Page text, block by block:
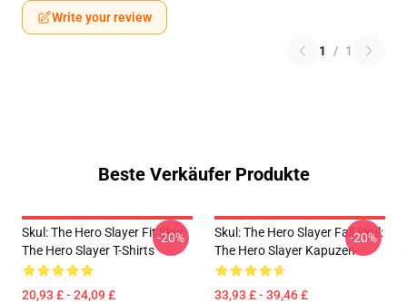
Write your review
1 / 1
Beste Verkäufer Produkte
Skul: The Hero Slayer Fit Skul:
The Hero Slayer T-Shirts
20,93 £ - 24,09 £
-20%
Skul: The Hero Slayer Fall Skul:
The Hero Slayer Kapuzen
33,93 £ - 39,46 £
-20%